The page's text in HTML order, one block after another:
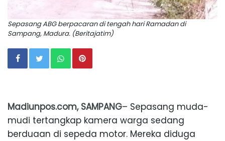
Sepasang ABG berpacaran di tengah hari Ramadan di
Sampang, Madura. (Beritajatim)
Madiunpos.com, SAMPANG– Sepasang muda-
mudi tertangkap kamera warga sedang
berduaan di sepeda motor. Mereka diduga